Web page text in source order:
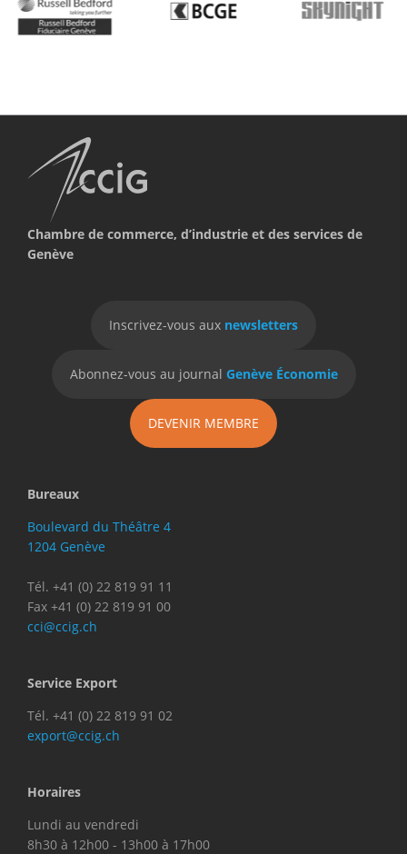
Chambre de commerce, d’industrie et des services de
Genève
Inscrivez-vous aux newsletters
Abonnez-vous au journal Genève Économie
DEVENIR MEMBRE
Bureaux
Boulevard du Théâtre 4
1204 Genève
Tél. +41 (0) 22 819 91 11
Fax +41 (0) 22 819 91 00
cci@ccig.ch
Service Export
Tél. +41 (0) 22 819 91 02
export@ccig.ch
Horaires
Lundi au vendredi
8h30 à 12h00 - 13h00 à 17h00